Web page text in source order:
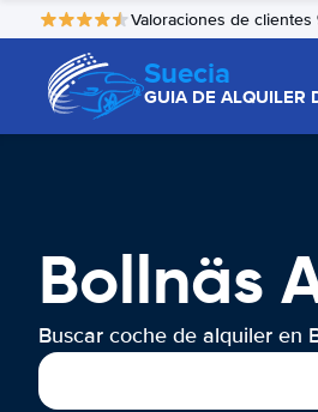
Valoraciones de clientes
Suecia
GUIA DE ALQUILER
Bollnäs
Buscar coche de alquiler en